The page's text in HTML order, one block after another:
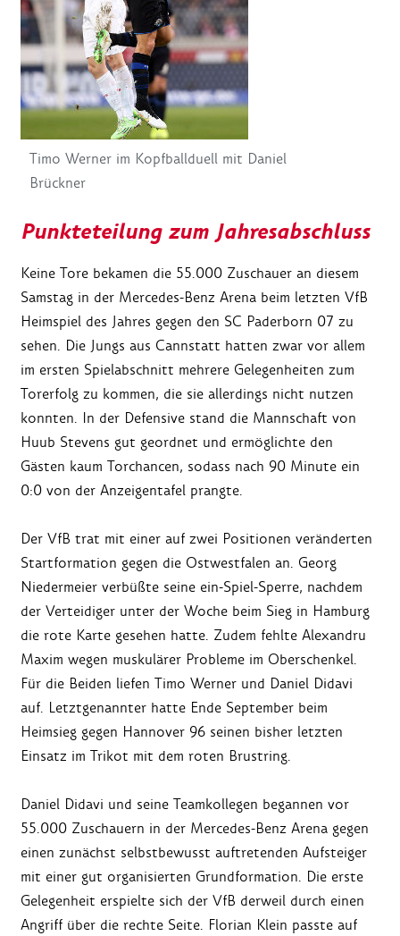
Timo Werner im Kopfballduell mit Daniel
Brückner
Punkteteilung zum Jahresabschluss
Keine Tore bekamen die 55.000 Zuschauer an diesem
Samstag in der Mercedes-Benz Arena beim letzten VfB
Heimspiel des Jahres gegen den SC Paderborn 07 zu
sehen. Die Jungs aus Cannstatt hatten zwar vor allem
im ersten Spielabschnitt mehrere Gelegenheiten zum
Torerfolg zu kommen, die sie allerdings nicht nutzen
konnten. In der Defensive stand die Mannschaft von
Huub Stevens gut geordnet und ermöglichte den
Gästen kaum Torchancen, sodass nach 90 Minute ein
0:0 von der Anzeigentafel prangte.
Der VfB trat mit einer auf zwei Positionen veränderten
Startformation gegen die Ostwestfalen an. Georg
Niedermeier verbüßte seine ein-Spiel-Sperre, nachdem
der Verteidiger unter der Woche beim Sieg in Hamburg
die rote Karte gesehen hatte. Zudem fehlte Alexandru
Maxim wegen muskulärer Probleme im Oberschenkel.
Für die Beiden liefen Timo Werner und Daniel Didavi
auf. Letztgenannter hatte Ende September beim
Heimsieg gegen Hannover 96 seinen bisher letzten
Einsatz im Trikot mit dem roten Brustring.
Daniel Didavi und seine Teamkollegen begannen vor
55.000 Zuschauern in der Mercedes-Benz Arena gegen
einen zunächst selbstbewusst auftretenden Aufsteiger
mit einer gut organisierten Grundformation. Die erste
Gelegenheit erspielte sich der VfB derweil durch einen
Angriff über die rechte Seite. Florian Klein passte auf